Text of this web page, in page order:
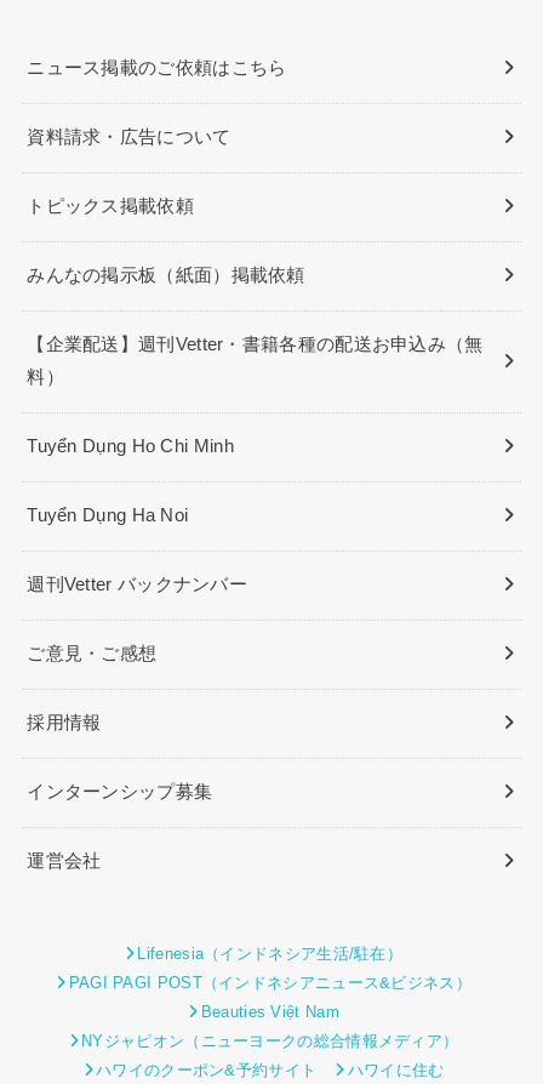
ニュース掲載のご依頼はこちら
資料請求・広告について
トピックス掲載依頼
みんなの掲示板（紙面）掲載依頼
【企業配送】週刊Vetter・書籍各種の配送お申込み（無
料）
Tuyển Dụng Ho Chi Minh
Tuyển Dụng Ha Noi
週刊Vetter バックナンバー
ご意見・ご感想
採用情報
インターンシップ募集
運営会社
Lifenesia（インドネシア生活/駐在）
PAGI PAGI POST（インドネシアニュース&ビジネス）
Beauties Việt Nam
NYジャピオン（ニューヨークの総合情報メディア）
ハワイのクーポン&予約サイト
ハワイに住む